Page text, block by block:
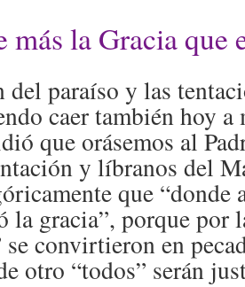
la Gracia que
del paraíso y las
caer también hoy a
que orásemos al
y líbranos del
que “donde
la gracia”, porque por
se convirtieron en
otro “todos” serán